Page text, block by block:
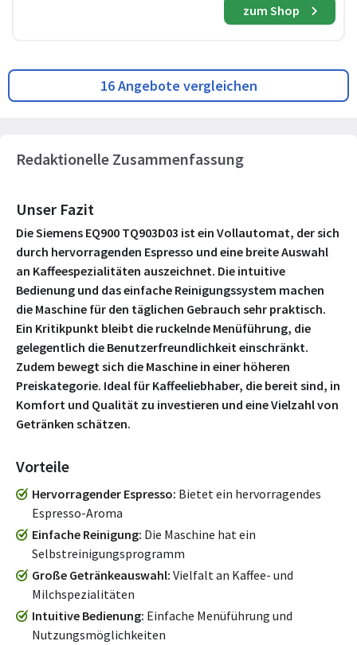
zum Shop
16 Angebote vergleichen
Redaktionelle Zusammenfassung
Unser Fazit
Die Siemens EQ900 TQ903D03 ist ein Vollautomat, der sich
durch hervorragenden Espresso und eine breite Auswahl
an Kaffeespezialitäten auszeichnet. Die intuitive
Bedienung und das einfache Reinigungssystem machen
die Maschine für den täglichen Gebrauch sehr praktisch.
Ein Kritikpunkt bleibt die ruckelnde Menüführung, die
gelegentlich die Benutzerfreundlichkeit einschränkt.
Zudem bewegt sich die Maschine in einer höheren
Preiskategorie. Ideal für Kaffeeliebhaber, die bereit sind, in
Komfort und Qualität zu investieren und eine Vielzahl von
Getränken schätzen.
Vorteile
Hervorragender Espresso Bietet ein hervorragendes
Espresso-Aroma
Einfache Reinigung Die Maschine hat ein
Selbstreinigungsprogramm
Große Getränkeauswahl Vielfalt an Kaffee- und
Milchspezialitäten
Intuitive Bedienung Einfache Menüführung und
Nutzungsmöglichkeiten